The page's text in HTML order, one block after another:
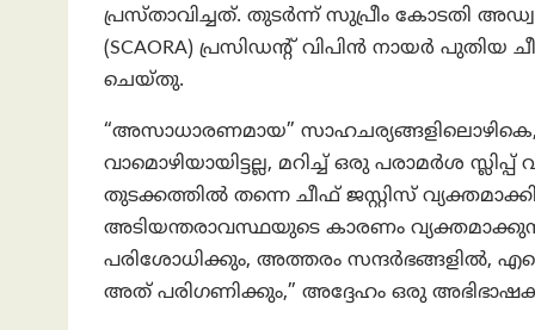
പ്രസ്താവിച്ചത്. തുടർന്ന് സുപ്രീം
(SCAORA) പ്രസിഡന്റ് വിപിൻ നായർ പുതിയ
ചെയ്തു.
“അസാധാരണമായ” സാഹചര്യങ്ങളിലൊഴികെ,
വാമൊഴിയായിട്ടല്ല, മറിച്ച് ഒരു പരാമർശ
തുടക്കത്തിൽ തന്നെ ചീഫ് ജസ്റ്റിസ്
അടിയന്തരാവസ്ഥയുടെ കാരണം
പരിശോധിക്കും, അത്തരം സന്ദർഭങ്ങളിൽ,
അത് പരിഗണിക്കും,” അദ്ദേഹം ഒരു